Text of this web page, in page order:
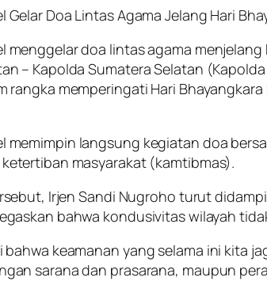
Gelar Doa Lintas Agama Jelang Hari
menggelar doa lintas agama
– Kapolda Sumatera Selatan
rangka memperingati Hari
memimpin langsung kegiatan doa
masyarakat (kamtibmas).
Irjen Sandi Nugroho turut
bahwa kondusivitas wilayah
bahwa keamanan yang selama ini kita
sarana dan prasarana, maupun